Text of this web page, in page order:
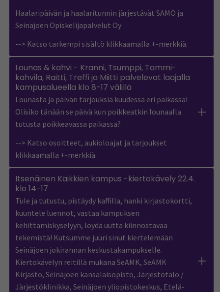
Haalaripäivän ja haalaritunnin järjestävät SAMO ja
Seinäjoen Opiskelijapalvelut Oy
--> Katso tarkempi sisältö klikkaamalla +-merkkiä.
Lounas & kahvi - Kranni, Tsumppi, Tammi-
kahvila, Raitti, Treffi ja Miitti palvelevat laajalla
kampusalueella klo 8-17 välillä
Lounasta ja päivän tarjouksia kuudessa eri paikassa!
Olisiko tänään se päivä kun poikkeatkin lounaalla
tutusta poikkeavassa paikassa?
--> Katso osoitteet, aukioloajat ja tarjoukset
klikkaamalla +-merkkiä.
Itsenäinen Kaikkien kampus -kiertokävely 22.4.
klo 14-17
Tule ja tutustu, pistäydy kaffilla, hanki kirjastokortti,
kuuntele luennot, vastaa kampuksen
kehittämiskyselyyn, löydä uutta kiinnostavaa
tekemistä! Kutsumme juuri sinut kiertelemään
Seinäjoen jokirannan keskustakampukselle.
Kiertokävelyn reitillä mukana SeAMK, SeAMK
Kirjasto, Seinäjoen kansalaisopisto, Järjestötalo /
Järjestöklinikka, Seinäjoen yliopistokeskus, Etelä-